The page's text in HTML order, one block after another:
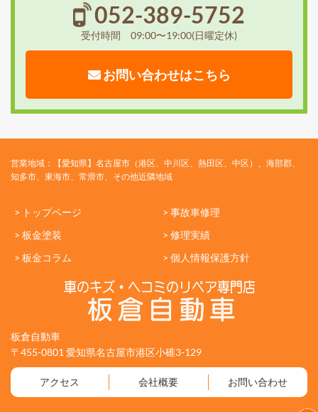
052-389-5752
受付時間 09:00〜19:00(日曜定休)
お問い合わせはこちら
営業地域：【愛知県】名古屋市（港区、中川区、熱田区、中区）、海部郡、
知多市、東海市、常滑市、その他近隣地域
> トップページ
> 事故車修理
> 板金塗装
> 修理実績
> 板金コラム
> 個人情報保護方針
板倉自動車
〒455-0801 愛知県名古屋市港区小碓3-129
アクセス 会社概要 お問い合わせ